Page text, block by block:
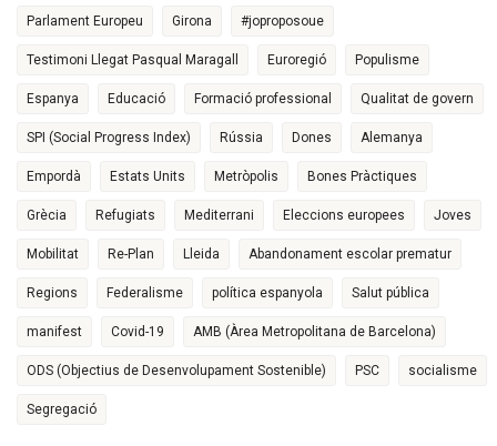
Parlament Europeu Girona #joproposoue
Testimoni Llegat Pasqual Maragall Euroregió Populisme
Espanya Educació Formació professional Qualitat de govern
SPI (Social Progress Index) Rússia Dones Alemanya
Empordà Estats Units Metròpolis Bones Pràctiques
Grècia Refugiats Mediterrani Eleccions europees Joves
Mobilitat Re-Plan Lleida Abandonament escolar prematur
Regions Federalisme política espanyola Salut pública
manifest Covid-19 AMB (Àrea Metropolitana de Barcelona)
ODS (Objectius de Desenvolupament Sostenible) PSC socialisme
Segregació